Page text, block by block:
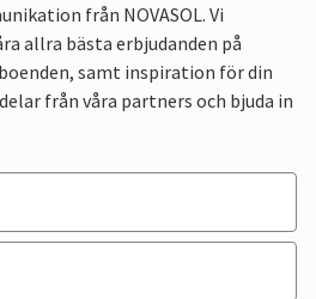
från NOVASOL. Vi
allra bästa erbjudanden på
samt inspiration för din
från våra partners och bjuda in